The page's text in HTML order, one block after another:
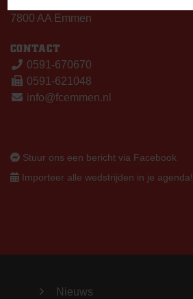
7800 AA Emmen
CONTACT
0591-670670
0591-621048
info@fcemmen.nl
Stuur ons een bericht via Facebook
Importeer alle wedstrijden in je agenda!
Nieuws